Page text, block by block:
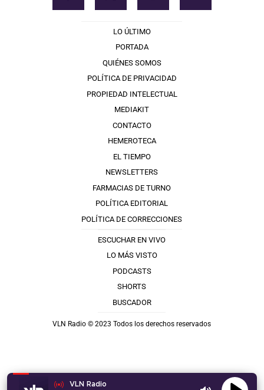
VLN Radio
LO ÚLTIMO
PORTADA
QUIÉNES SOMOS
POLÍTICA DE PRIVACIDAD
PROPIEDAD INTELECTUAL
MEDIAKIT
CONTACTO
HEMEROTECA
EL TIEMPO
NEWSLETTERS
FARMACIAS DE TURNO
POLÍTICA EDITORIAL
POLÍTICA DE CORRECCIONES
ESCUCHAR EN VIVO
LO MÁS VISTO
PODCASTS
SHORTS
BUSCADOR
VLN Radio © 2023 Todos los derechos reservados